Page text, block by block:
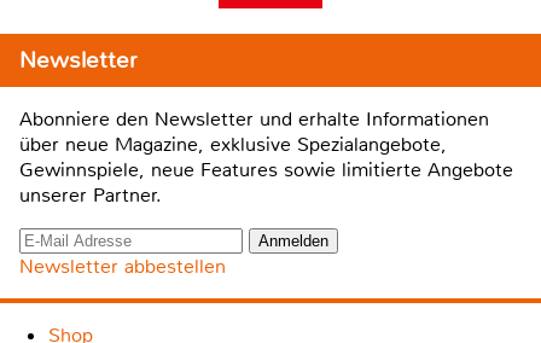
Newsletter
Abonniere den Newsletter und erhalte Informationen
über neue Magazine, exklusive Spezialangebote,
Gewinnspiele, neue Features sowie limitierte Angebote
unserer Partner.
Newsletter abbestellen
Shop